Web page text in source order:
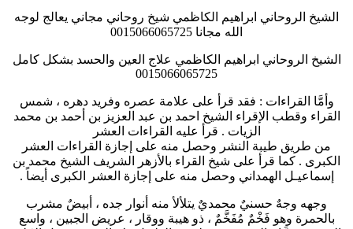
الشيخ الروحاني ابراهيم الكاظمي شيخ روحاني مجاني يعالج لوجه
الله مجانا 0015066065725
الشيخ الروحاني ابراهيم الكاظمي علاج العين والحسد بشكل كامل
0015066065725
وأمَّا القراءات : فقد قرأ على علامة عصره وفريد دهره ، شمس
القراء وقطب الإقراء الشيخ احمد بن عبد العزيز بن أحمد بن محمد
الزيات . قرأ عليه القراءات العشر
من طريق طيبة النشر وحصل منه على إجازة القراءات العشر
الكبرى . كما قرأ على شيخ القراء بالأزهر الشريف الشيخ محمد بن
إسماعيـل الهمداني وحصل منه على إجازة العشر الكبرى أيضاً .
وجهه وجهٌ حسنيٌ محمديٌ يتلألأ منه أنوار جده ، أبيضٌ مشرب
بالحمرة وهو فَخْمٌ مُفَخَّمٌ ، ذو هيبة ووقار ، عريض الجبين ، واسع